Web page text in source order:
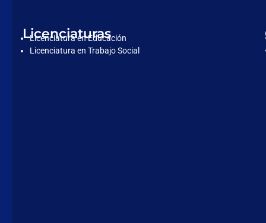
Licenciaturas
Licenciatura en Educación
Licenciatura en Trabajo Social